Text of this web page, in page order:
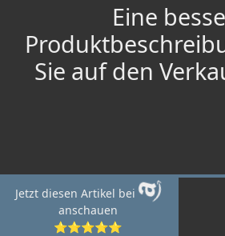
Eine
Sie auf den
Jetzt diesen Artikel bei
anschauen
⭐⭐⭐⭐⭐